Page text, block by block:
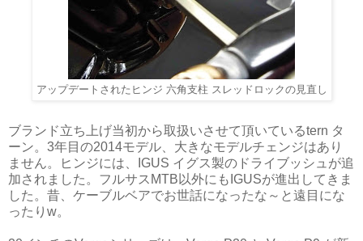
アップデートされたヒンジ 六角支柱 スレッドロックの見直し
ブランド立ち上げ当初から取扱いさせて頂いているtern タ
ーン。3年目の2014モデル、大きなモデルチェンジはあり
ません。ヒンジには、IGUS イグス製のドライブッシュが追
加されました。フルサスMTB以外にもIGUSが進出してきま
した。昔、ケーブルベアでお世話になったな～と遠目にな
ったりw。